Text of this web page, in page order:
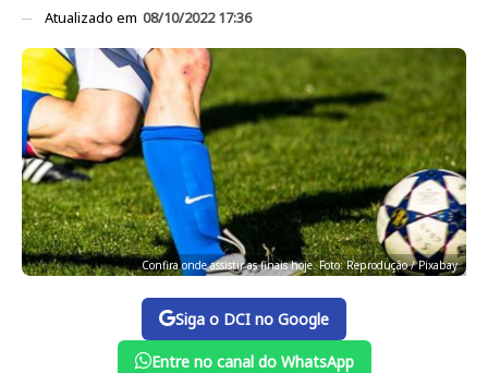
Atualizado em 08/10/2022 17:36
Confira onde assistir as finais hoje. Foto: Reprodução / Pixabay
Siga o DCI no Google
Entre no canal do WhatsApp